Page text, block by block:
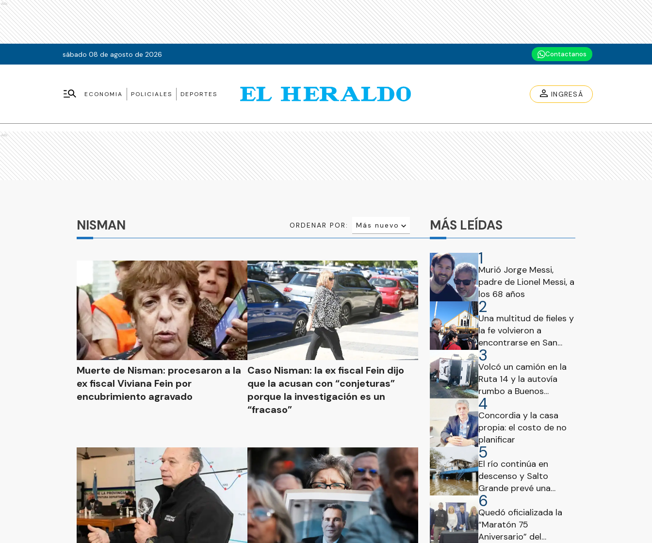
Ads
sábado 08 de agosto de 2026 Contactanos
ECONOMIA POLICIALES DEPORTES INGRESÁ
Ads
NISMAN ORDENAR POR:
Más nuevo
Relevancia
Muerte de Nisman: procesaron a la
ex fiscal Viviana Fein por
encubrimiento agravado
Caso Nisman: la ex fiscal Fein dijo
que la acusan con “conjeturas”
porque la investigación es un
“fracaso”
MÁS LEÍDAS
1
Murió Jorge Messi,
padre de Lionel Messi, a
los 68 años
2
Una multitud de fieles y
la fe volvieron a
encontrarse en San
Cayetano
3
Volcó un camión en la
Ruta 14 y la autovía
rumbo a Buenos
Aires estuvo
interrumpida
4
Concordia y la casa
propia: el costo de no
planificar
5
El río continúa en
descenso y Salto
Grande prevé una
disminución del caudal
evacuado
6
Quedó oficializada la
“Maratón 75
Aniversario” del